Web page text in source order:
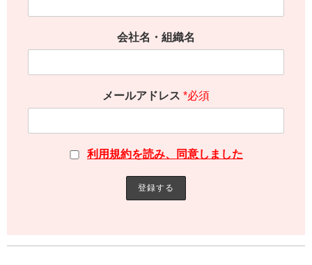
会社名・組織名
メールアドレス *必須
利用規約を読み、同意しました